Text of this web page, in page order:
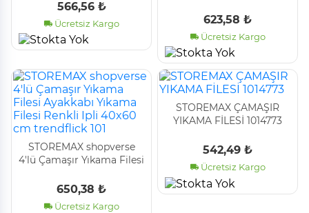
566,56 ₺
Ücretsiz Kargo
Adet) 1014773
623,58 ₺
Ücretsiz Kargo
STOREMAX shopverse
4'lü Çamaşır Yıkama Filesi
Renkli Ipli 40x60 cm
trendflick 101
650,38 ₺
Ücretsiz Kargo
STOREMAX ÇAMAŞIR
YIKAMA FİLESİ 1014773
542,49 ₺
Ücretsiz Kargo